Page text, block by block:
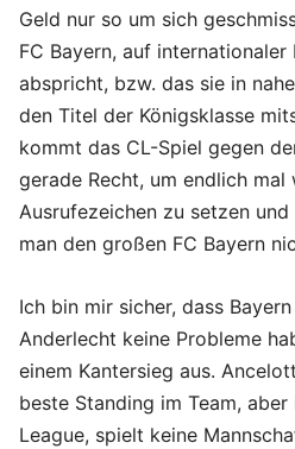
Geld nur so um sich
FC Bayern, auf internationaler
abspricht, bzw. das sie in
den Titel der Königsklasse
kommt das CL-Spiel gegen
gerade Recht, um endlich mal
Ausrufezeichen zu setzen
man den großen FC Bayern
Ich bin mir sicher, dass
Anderlecht keine Probleme
einem Kantersieg aus.
beste Standing im Team,
League, spielt keine